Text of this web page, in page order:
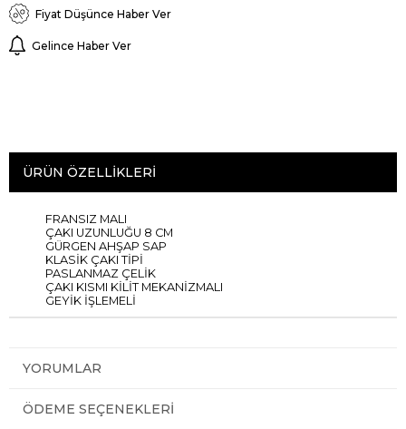
Fiyat Düşünce Haber Ver
Gelince Haber Ver
ÜRÜN ÖZELLIKLERI
FRANSIZ MALI
ÇAKI UZUNLUĞU 8 CM
GÜRGEN AHŞAP SAP
KLASİK ÇAKI TİPİ
PASLANMAZ ÇELİK
ÇAKI KISMI KİLİT MEKANİZMALI
GEYİK İŞLEMELİ
YORUMLAR
ÖDEME SEÇENEKLERI